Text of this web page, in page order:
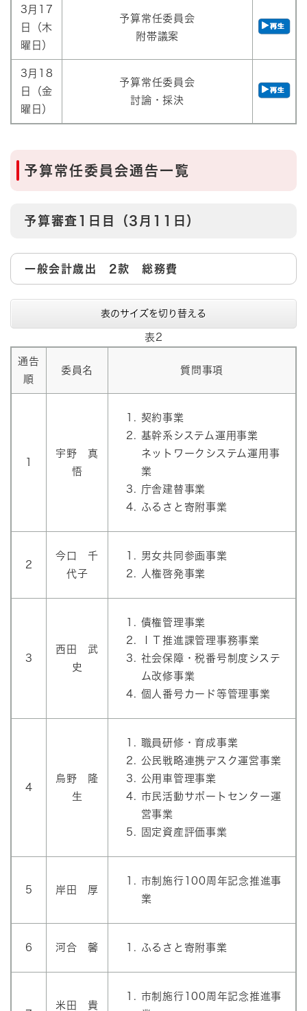
3月17
日（木
曜日）
予算常任委員会
附帯議案
3月18
日（金
曜日）
予算常任委員会
討論・採決
予算常任委員会通告一覧
予算審査1日目（3月11日）
一般会計歳出 2款 総務費
表のサイズを切り替える
表2
通告
順
委員名 質問事項
宇野 真
悟
契約事業
基幹系システム運用事業
ネットワークシステム運用事
業
庁舎建替事業
ふるさと寄附事業
2
今口 千
代子
男女共同参画事業
人権啓発事業
3
西田 武
史
債権管理事業
ＩＴ推進課管理事務事業
社会保障・税番号制度システ
ム改修事業
個人番号カード等管理事業
4
烏野 隆
生
職員研修・育成事業
公民戦略連携デスク運営事業
公用車管理事業
市民活動サポートセンター運
営事業
固定資産評価事業
5 岸田 厚
市制施行100周年記念推進事
業
6 河合 馨 ふるさと寄附事業
米田 貴
市制施行100周年記念推進事